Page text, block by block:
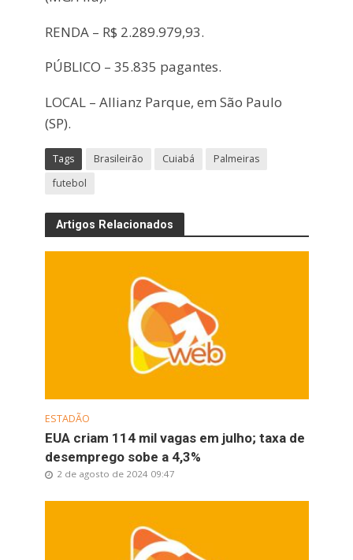
RENDA – R$ 2.289.979,93.
PÚBLICO – 35.835 pagantes.
LOCAL – Allianz Parque, em São Paulo
(SP).
Tags Brasileirão Cuiabá
Palmeiras
futebol
Artigos Relacionados
ESTADÃO
EUA criam 114 mil vagas em julho; taxa de
desemprego sobe a 4,3%
2 de agosto de 2024 09:47